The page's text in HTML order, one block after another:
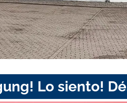
Lo siento!